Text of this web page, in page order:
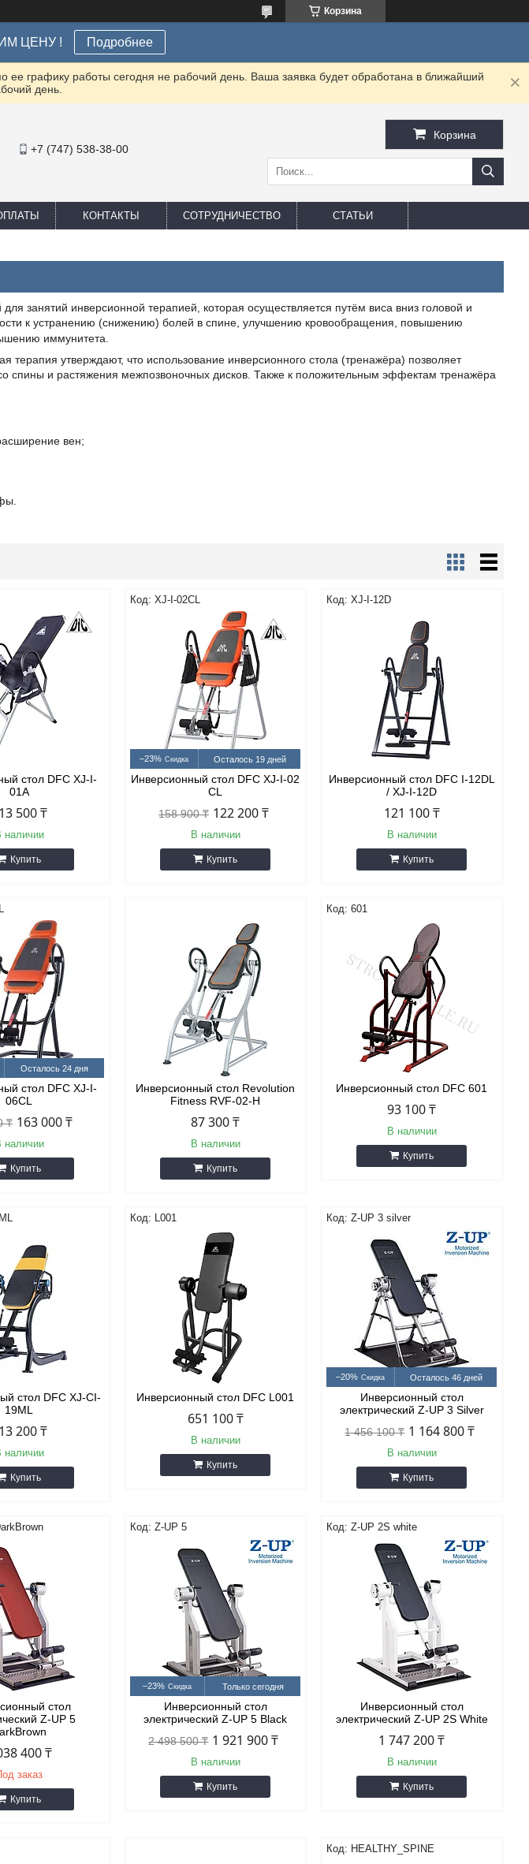
Корзина
ЦЕНУ ! Подробнее
графику работы сегодня не рабочий день. Ваша заявка будет обработана в ближайший
день.
+7 (747) 538-38-00
Корзина
КОНТАКТЫ СОТРУДНИЧЕСТВО СТАТЬИ
занятий инверсионной терапией, которая осуществляется путём виса вниз головой и
к устранению (снижению) болей в спине, улучшению кровообращения, повышению
иммунитета.
терапия утверждают, что использование инверсионного стола (тренажёра) позволяет
спины и растяжения межпозвоночных дисков. Также к положительным эффектам тренажёра
вен;
стол DFC XJ-I-
01A
500 ₸
наличии
Купить
XJ-I-02CL
–23% Осталось 19 дней
Инверсионный стол DFC XJ-I-02
CL
158 900 ₸ 122 200 ₸
В наличии
Купить
XJ-I-12D
Инверсионный стол DFC I-12DL
/ XJ-I-12D
121 100 ₸
В наличии
Купить
Осталось 24 дня
стол DFC XJ-I-
06CL
₸ 163 000 ₸
наличии
Купить
Инверсионный стол Revolution
Fitness RVF-02-H
87 300 ₸
В наличии
Купить
601
Инверсионный стол DFC 601
93 100 ₸
В наличии
Купить
стол DFC XJ-CI-
19ML
200 ₸
наличии
Купить
L001
Инверсионный стол DFC L001
651 100 ₸
В наличии
Купить
Z-UP 3 silver
–20% Осталось 46 дней
Инверсионный стол
электрический Z-UP 3 Silver
1 456 100 ₸ 1 164 800 ₸
В наличии
Купить
стол
Z-UP 5
400 ₸
заказ
Купить
Z-UP 5
–23% Только сегодня
Инверсионный стол
электрический Z-UP 5 Black
2 498 500 ₸ 1 921 900 ₸
В наличии
Купить
Z-UP 2S white
Инверсионный стол
электрический Z-UP 2S White
1 747 200 ₸
В наличии
Купить
HEALTHY_SPINE